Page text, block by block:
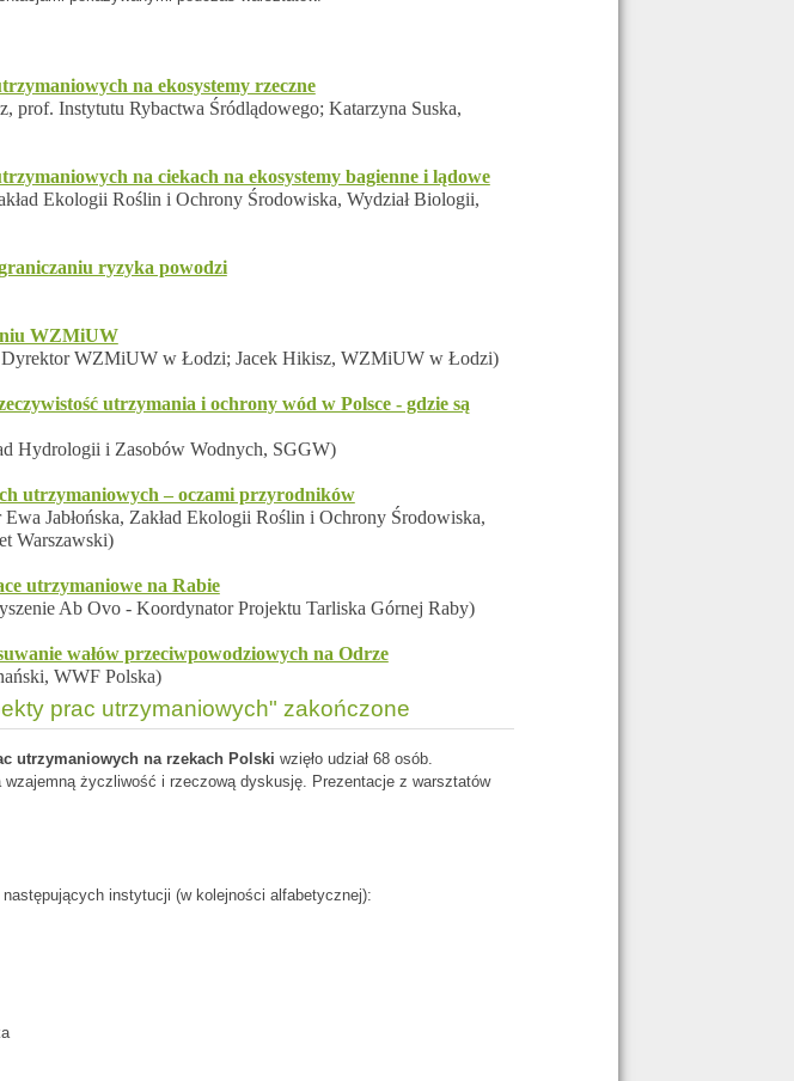
na ekosystemy rzeczne
prof. Instytutu Rybactwa Śródlądowego; Katarzyna Suska,
na ciekach na ekosystemy bagienne i lądowe
Ekologii Roślin i Ochrony Środowiska, Wydział Biologii,
ryzyka powodzi
WZMiUW
Dyrektor WZMiUW w Łodzi; Jacek Hikisz, WZMiUW w Łodzi)
utrzymania i ochrony wód w Polsce - gdzie są
Hydrologii i Zasobów Wodnych, SGGW)
utrzymaniowych – oczami przyrodników
Jabłońska, Zakład Ekologii Roślin i Ochrony Środowiska,
Warszawski)
utrzymaniowe na Rabie
Ab Ovo - Koordynator Projektu Tarliska Górnej Raby)
wałów przeciwpowodziowych na Odrze
WWF Polska)
prac utrzymaniowych" zakończone
utrzymaniowych na rzekach Polski wzięło udział 68 osób.
życzliwość i rzeczową dyskusję. Prezentacje z warsztatów
instytucji (w kolejności alfabetycznej):